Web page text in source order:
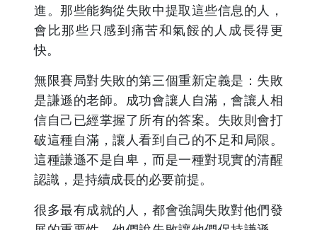
進。那些能夠從失敗中提取這些信息的人，
會比那些只感到痛苦和氣餒的人成長得更
快。
無限賽局對失敗的第三個重新定義是：失敗
是謙遜的老師。成功會讓人自滿，會讓人相
信自己已經掌握了所有的答案。失敗則會打
破這種自滿，讓人看到自己的不足和局限。
這種謙遜不是自卑，而是一種對現實的清醒
認識，是持續成長的必要前提。
很多最有成就的人，都會強調失敗對他們發